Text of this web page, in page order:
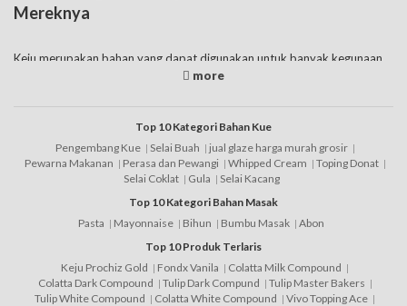
Mereknya
Keju merupakan bahan yang dapat digunakan untuk banyak kegunaan.
Harga keju sendiri bisa disesuaikan dari jenis yang akan dipilih di
daftar harga keju yang terjangkau dan mudah dibeli tersebut adalah
dipilih sesuai dengan budget yang dipunyai dan rasa yang dihasilkan.
Cheddar keju adalah seperti yang telah dijelaskan mempunyai harga
keju murah. Selain itu beberapa karakteristik lainnya dari jenis yang satu
• Cheddar merupakan jenis yang mempunyai tekstur tidak keras.
• Jenis ini mempunyai rasa yang kuat sehingga akan memberikan rasa
yang dibutuhkan apabila digunakan untuk bahan olahan.
Top 10 Kategori Bahan Kue
Pengembang Kue
Selai Buah
jual glaze harga murah grosir
Pewarna Makanan
Perasa dan Pewangi Whipped Cream
Toping Donat
Selai Coklat
Gula
Selai Kacang
Top 10 Kategori Bahan Masak
Pasta
Mayonnaise Bihun Bumbu Masak
Abon
Top 10 Produk Terlaris
Keju Prochiz Gold
Fondx Vanila
Colatta Milk Compound
Colatta Dark Compound
Tulip Dark Compund
Tulip Master Bakers
Tulip White Compound
Colatta White Compound Vivo Topping Ace